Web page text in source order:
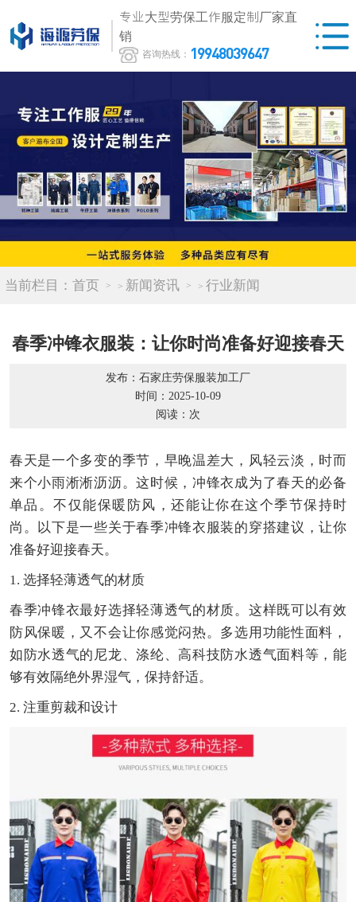
专业大型劳保工作服定制厂家直
销
咨询热线： 19948039647
当前栏目： 首页 > 新闻资讯 > 行业新闻
春季冲锋衣服装：让你时尚准备好迎接春天
发布：石家庄劳保服装加工厂
时间：2025-10-09
阅读： 次
春天是一个多变的季节，早晚温差大，风轻云淡，时而
来个小雨淅淅沥沥。这时候，冲锋衣成为了春天的必备
单品。不仅能保暖防风，还能让你在这个季节保持时
尚。以下是一些关于春季冲锋衣服装的穿搭建议，让你
准备好迎接春天。
1. 选择轻薄透气的材质
春季冲锋衣最好选择轻薄透气的材质。这样既可以有效
防风保暖，又不会让你感觉闷热。多选用功能性面料，
如防水透气的尼龙、涤纶、高科技防水透气面料等，能
够有效隔绝外界湿气，保持舒适。
2. 注重剪裁和设计